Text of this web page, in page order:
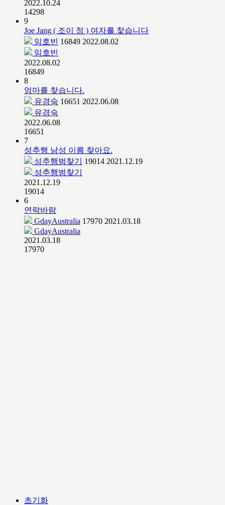
2022.10.24
14298
9
Joe Jang ( 조이 정 ) 여자를 찿습니다
임호빈 16849 2022.08.02
임호빈
2022.08.02
16849
8
엄마를 찾습니다.
유경숙 16651 2022.06.08
유경숙
2022.06.08
16651
7
성추행 남성 이름 찾아요.
성추행범찾기
19014 2021.12.19
성추행범찾기
2021.12.19
19014
6
연락바람
GdayAustralia 17970 2021.03.18
GdayAustralia
2021.03.18
17970
초기화